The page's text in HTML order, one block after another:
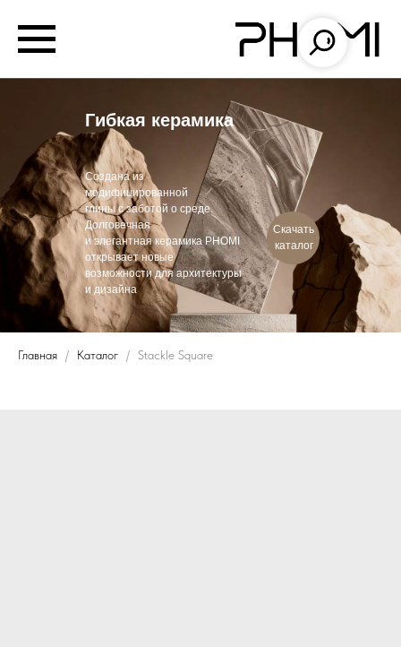
Скачать
каталог
Создана из
модифицированной
глины с заботой о среде.
Долговечная
и элегантная керамика PHOMI
открывает новые
возможности для архитектуры
и дизайна
Гибкая керамика
Главная Каталог Stackle Square